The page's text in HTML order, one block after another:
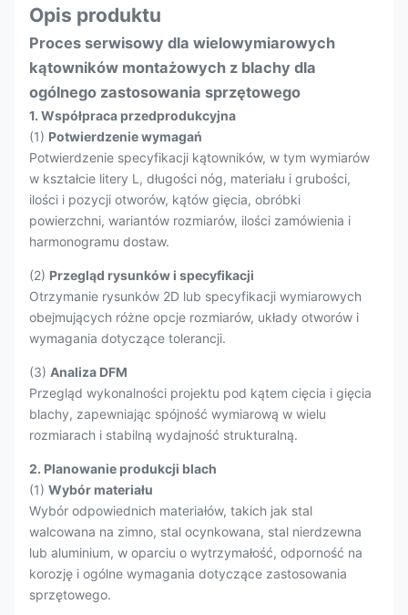
Opis produktu
Proces serwisowy dla wielowymiarowych
kątowników montażowych z blachy dla
ogólnego zastosowania sprzętowego
1. Współpraca przedprodukcyjna
(1) Potwierdzenie wymagań
Potwierdzenie specyfikacji kątowników, w tym wymiarów
w kształcie litery L, długości nóg, materiału i grubości,
ilości i pozycji otworów, kątów gięcia, obróbki
powierzchni, wariantów rozmiarów, ilości zamówienia i
harmonogramu dostaw.
(2) Przegląd rysunków i specyfikacji
Otrzymanie rysunków 2D lub specyfikacji wymiarowych
obejmujących różne opcje rozmiarów, układy otworów i
wymagania dotyczące tolerancji.
(3) Analiza DFM
Przegląd wykonalności projektu pod kątem cięcia i gięcia
blachy, zapewniając spójność wymiarową w wielu
rozmiarach i stabilną wydajność strukturalną.
2. Planowanie produkcji blach
(1) Wybór materiału
Wybór odpowiednich materiałów, takich jak stal
walcowana na zimno, stal ocynkowana, stal nierdzewna
lub aluminium, w oparciu o wytrzymałość, odporność na
korozję i ogólne wymagania dotyczące zastosowania
sprzętowego.